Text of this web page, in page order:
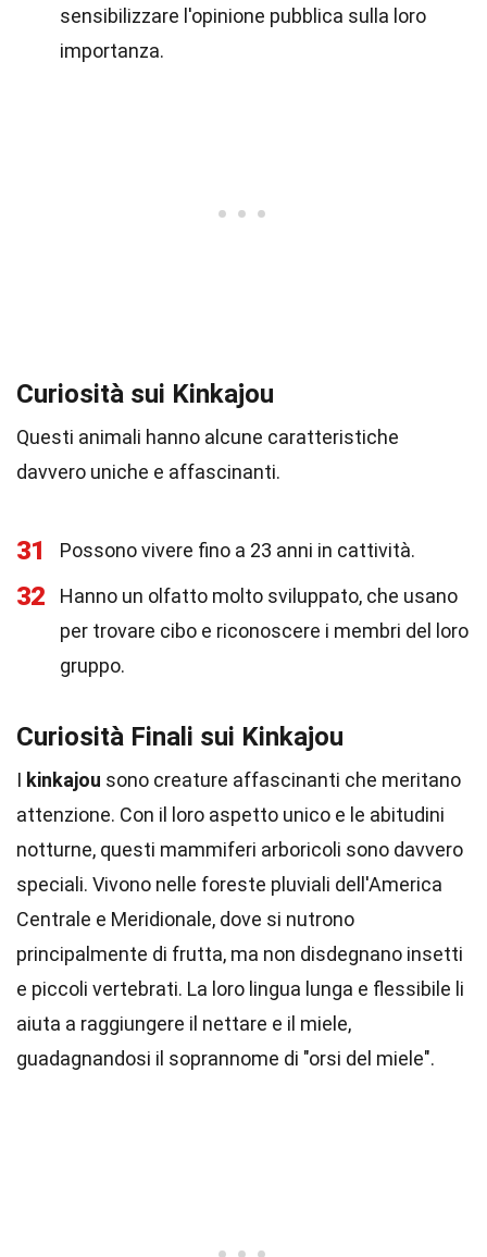
sensibilizzare l'opinione pubblica sulla loro
importanza.
Curiosità sui Kinkajou
Questi animali hanno alcune caratteristiche
davvero uniche e affascinanti.
31 Possono vivere fino a 23 anni in cattività.
32
Hanno un olfatto molto sviluppato, che usano
per trovare cibo e riconoscere i membri del loro
gruppo.
Curiosità Finali sui Kinkajou
I kinkajou sono creature affascinanti che meritano
attenzione. Con il loro aspetto unico e le abitudini
notturne, questi mammiferi arboricoli sono davvero
speciali. Vivono nelle foreste pluviali dell'America
Centrale e Meridionale, dove si nutrono
principalmente di frutta, ma non disdegnano insetti
e piccoli vertebrati. La loro lingua lunga e flessibile li
aiuta a raggiungere il nettare e il miele,
guadagnandosi il soprannome di "orsi del miele".